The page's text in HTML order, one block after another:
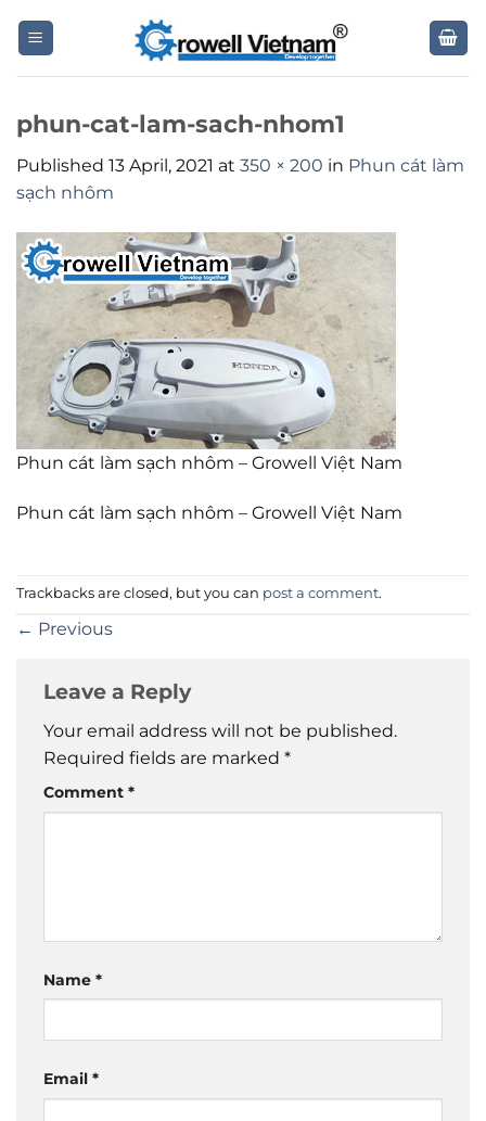
phun-cat-lam-sach-nhom1
Published 13 April, 2021 at 350 × 200 in Phun cát làm
sạch nhôm
Phun cát làm sạch nhôm – Growell Việt Nam
Phun cát làm sạch nhôm – Growell Việt Nam
Trackbacks are closed, but you can post a comment.
← Previous
Leave a Reply
Your email address will not be published.
Required fields are marked *
Comment *
Name *
Email *